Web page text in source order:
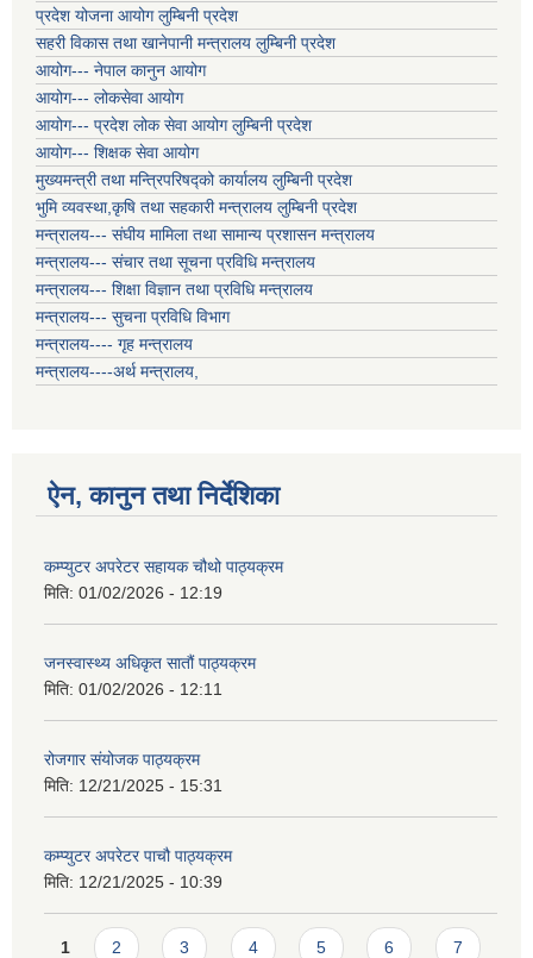
प्रदेश योजना आयोग लुम्बिनी प्रदेश
सहरी विकास तथा खानेपानी मन्त्रालय लुम्बिनी प्रदेश
आयोग--- नेपाल कानुन आयोग
आयोग--- लोकसेवा आयोग
आयोग--- प्रदेश लोक सेवा आयोग लुम्बिनी प्रदेश
आयोग--- शिक्षक सेवा आयोग
मुख्यमन्त्री तथा मन्त्रिपरिषद्को कार्यालय लुम्बिनी प्रदेश
भुमि व्यवस्था,कृषि तथा सहकारी मन्त्रालय लुम्बिनी प्रदेश
मन्त्रालय--- संघीय मामिला तथा सामान्य प्रशासन मन्त्रालय
मन्त्रालय--- संचार तथा सूचना प्रविधि मन्त्रालय
मन्त्रालय--- शिक्षा विज्ञान तथा प्रविधि मन्त्रालय
मन्त्रालय--- सुचना प्रविधि विभाग
मन्त्रालय---- गृह मन्त्रालय
मन्त्रालय----अर्थ मन्त्रालय,
ऐन, कानुन तथा निर्देशिका
कम्प्युटर अपरेटर सहायक चौथो पाठ्यक्रम
मिति: 01/02/2026 - 12:19
जनस्वास्थ्य अधिकृत सातौं पाठ्यक्रम
मिति: 01/02/2026 - 12:11
रोजगार संयोजक पाठ्यक्रम
मिति: 12/21/2025 - 15:31
कम्प्युटर अपरेटर पाचौ पाठ्यक्रम
मिति: 12/21/2025 - 10:39
Pages
1 2 3 4 5 6 7